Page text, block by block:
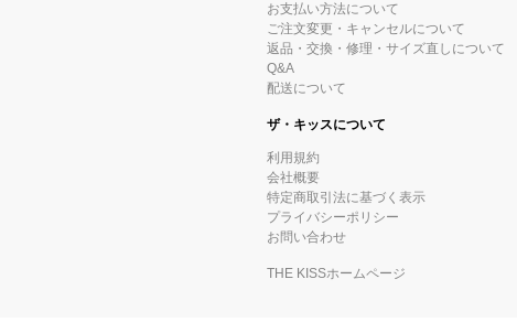
お支払い方法について
ご注文変更・キャンセルについて
返品・交換・修理・サイズ直しについて
Q&A
配送について
ザ・キッスについて
利用規約
会社概要
特定商取引法に基づく表示
プライバシーポリシー
お問い合わせ
THE KISSホームページ